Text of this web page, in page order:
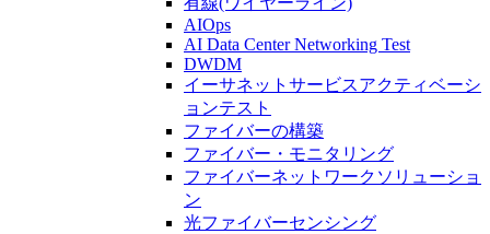
AIOps
AI Data Center Networking Test
DWDM
イーサネットサービスアクティベーシ
ョンテスト
ファイバーの構築
ファイバー・モニタリング
ファイバーネットワークソリューショ
ン
光ファイバーセンシング